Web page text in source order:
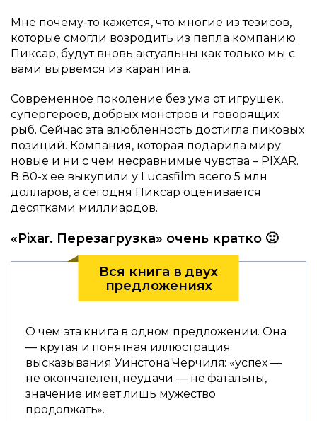
Мне почему-то кажется, что многие из тезисов,
которые смогли возродить из пепла компанию
Пиксар, будут вновь актуальны как только мы с
вами вырвемся из карантина.
Современное поколение без ума от игрушек,
супергероев, добрых монстров и говорящих
рыб. Сейчас эта влюбленность достигла пиковых
позиций. Компания, которая подарила миру
новые и ни с чем несравнимые чувства – PIXAR.
В 80-х ее выкупили у Lucasfilm всего 5 млн
долларов, а сегодня Пиксар оценивается
десятками миллиардов.
«Pixar. Перезагрузка» очень кратко 🙂
Вся книга в двух
предложениях
О чем эта книга в одном предложении. Она
— крутая и понятная иллюстрация
высказывания Уинстона Черчиля: «успех —
не окончателен, неудачи — не фатальны,
значение имеет лишь мужество
продолжать».